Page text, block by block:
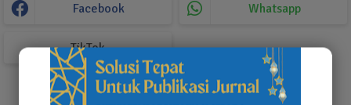
Facebook Whatsapp
TikTok